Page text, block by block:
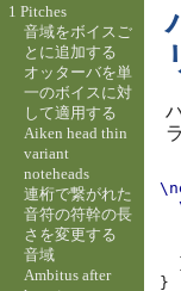
}
1 Pitches
音域をボイスご
とに追加する
オッターバを単
一のボイスに対
して適用する
Aiken head thin
variant
noteheads
連桁で繋がれた
音符の符幹の長
さを変更する
音域
Ambitus after